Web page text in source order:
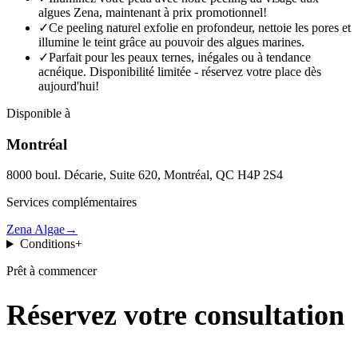
algues Zena, maintenant à prix promotionnel!
✓Ce peeling naturel exfolie en profondeur, nettoie les pores et
illumine le teint grâce au pouvoir des algues marines.
✓Parfait pour les peaux ternes, inégales ou à tendance
acnéique. Disponibilité limitée - réservez votre place dès
aujourd'hui!
Disponible à
Montréal
8000 boul. Décarie, Suite 620, Montréal, QC H4P 2S4
Services complémentaires
Zena Algae→
Conditions+
Prêt à commencer
Réservez votre consultation